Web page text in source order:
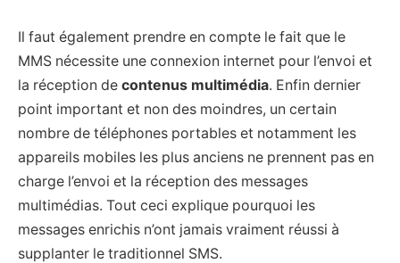
Il faut également prendre en compte le fait que le
MMS nécessite une connexion internet pour l’envoi et
la réception de contenus multimédia. Enfin dernier
point important et non des moindres, un certain
nombre de téléphones portables et notamment les
appareils mobiles les plus anciens ne prennent pas en
charge l’envoi et la réception des messages
multimédias. Tout ceci explique pourquoi les
messages enrichis n’ont jamais vraiment réussi à
supplanter le traditionnel SMS.